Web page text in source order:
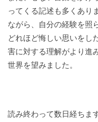
ってくる記述も多くあり
ながら、自分の経験を照
どれほど悔しい思いをし
害に対する理解がより進
世界を望みました。
読み終わって数日経ちま